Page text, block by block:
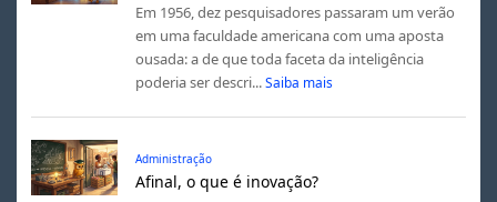
Em 1956, dez pesquisadores passaram um verão
em uma faculdade americana com uma aposta
ousada: a de que toda faceta da inteligência
poderia ser descri... Saiba mais
Administração
Afinal, o que é inovação?